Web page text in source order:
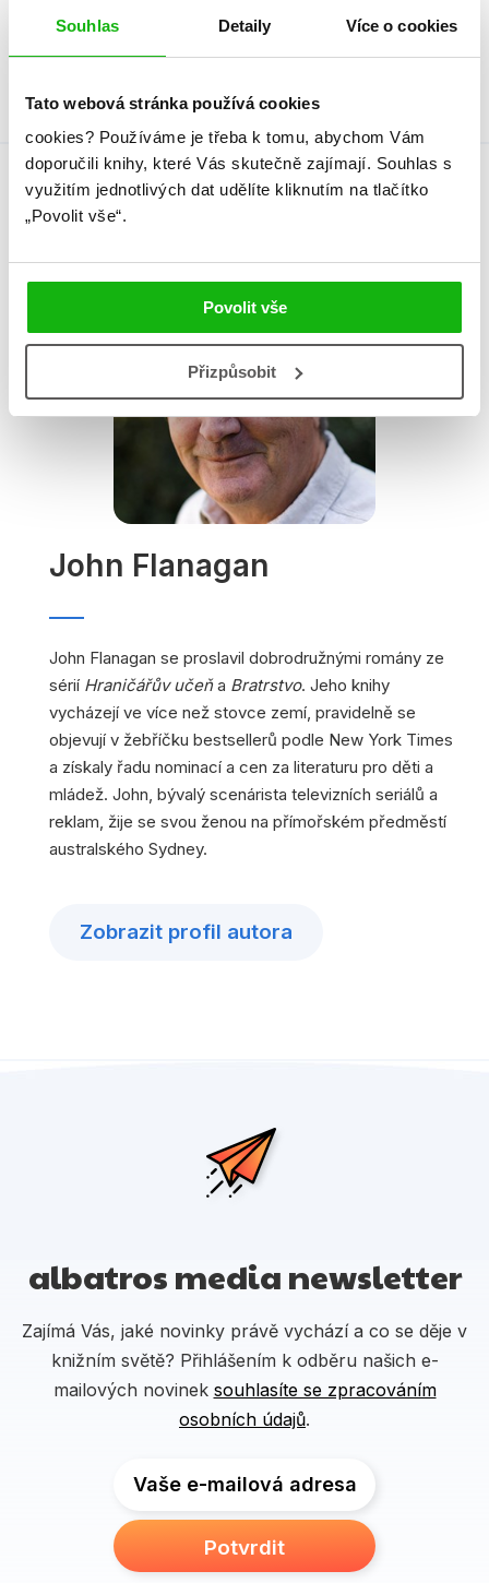
Souhlas Detaily Více o cookies
Tato webová stránka používá cookies
cookies? Používáme je třeba k tomu, abychom Vám
doporučili knihy, které Vás skutečně zajímají. Souhlas s
využitím jednotlivých dat udělíte kliknutím na tlačítko
„Povolit vše“.
Povolit vše
Přizpůsobit
Vazba brožovaná lepená
Autor knihy
John Flanagan
John Flanagan se proslavil dobrodružnými romány ze
sérií Hraničářův učeňa Bratrstvo. Jeho knihy
vycházejí ve více než stovce zemí, pravidelně se
objevují v žebříčku bestsellerů podle New York Times
a získaly řadu nominací a cen za literaturu pro děti a
mládež. John, bývalý scenárista televizních seriálů a
reklam, žije se svou ženou na přímořském předměstí
australského Sydney.
Zobrazit profil autora
albatros media newsletter
Zajímá Vás, jaké novinky právě vychází a co se děje v
knižním světě? Přihlášením k odběru našich e-
mailových novinek souhlasíte se zpracováním
osobních údajů.
Vaše e-mailová adresa
Potvrdit